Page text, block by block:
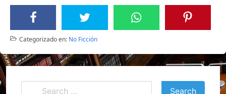
Categorizado en: No Ficción